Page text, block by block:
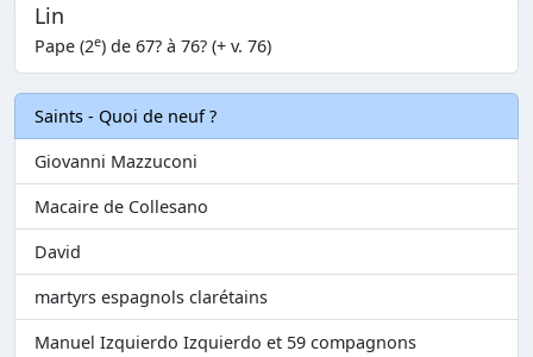
Lin
Pape (2e) de 67? à 76? (+ v. 76)
Saints - Quoi de neuf ?
Giovanni Mazzuconi
Macaire de Collesano
David
martyrs espagnols clarétains
Manuel Izquierdo Izquierdo et 59 compagnons